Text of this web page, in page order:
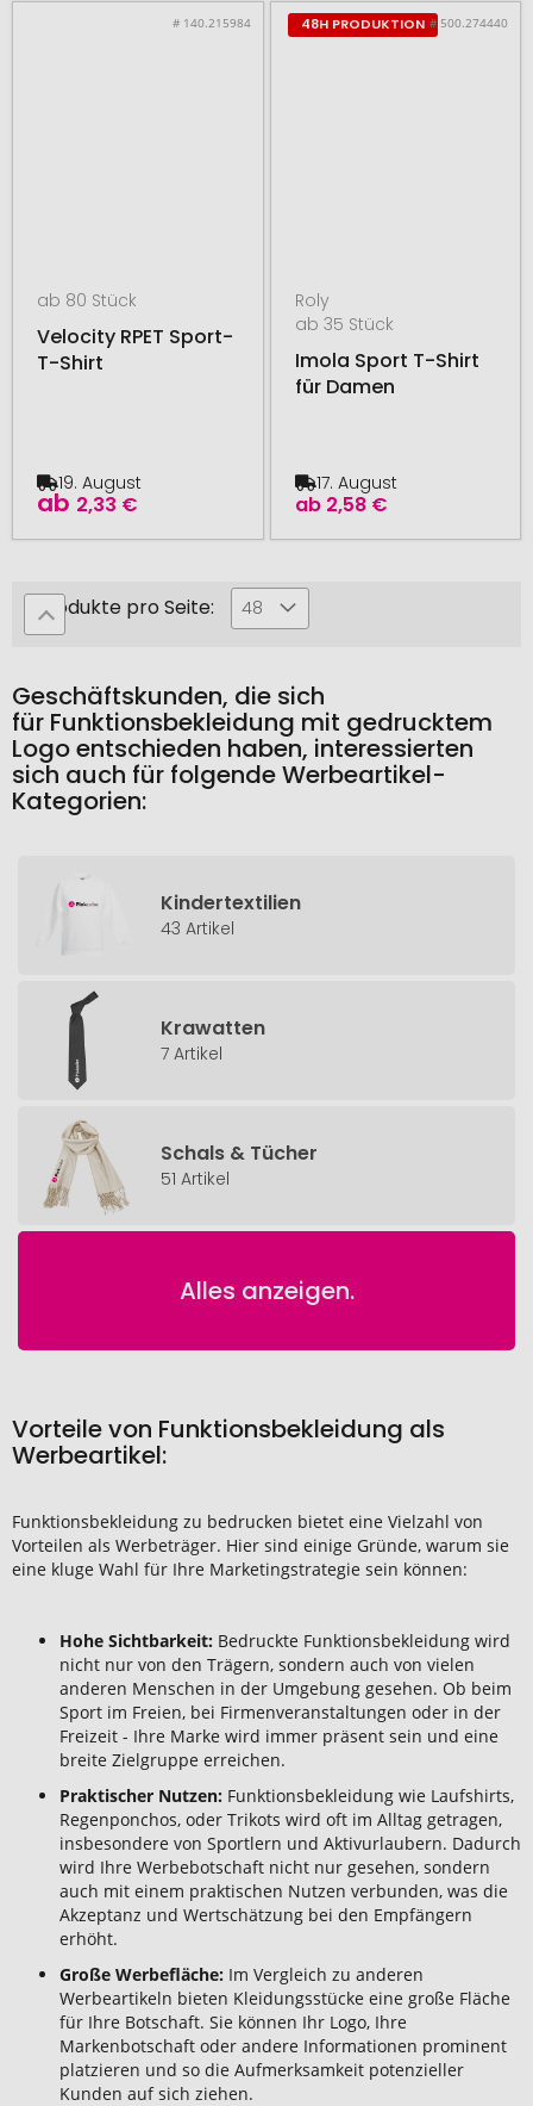
# 140.215984
ab 80 Stück
Velocity RPET Sport-
T-Shirt
ab 2,33 €
19. August
48H PRODUKTION # 500.274440
Roly
ab 35 Stück
Imola Sport T-Shirt
für Damen
ab 2,58 €
17. August
Produkte pro Seite: 48
Geschäftskunden, die sich
für Funktionsbekleidung mit gedrucktem
Logo entschieden haben, interessierten
sich auch für folgende Werbeartikel-
Kategorien:
Kindertextilien
43 Artikel
Krawatten
7 Artikel
Schals & Tücher
51 Artikel
Alles anzeigen.
Vorteile von Funktionsbekleidung als
Werbeartikel:
Funktionsbekleidung zu bedrucken bietet eine Vielzahl von
Vorteilen als Werbeträger. Hier sind einige Gründe, warum sie
eine kluge Wahl für Ihre Marketingstrategie sein können:
Hohe Sichtbarkeit: Bedruckte Funktionsbekleidung wird
nicht nur von den Trägern, sondern auch von vielen
anderen Menschen in der Umgebung gesehen. Ob beim
Sport im Freien, bei Firmenveranstaltungen oder in der
Freizeit - Ihre Marke wird immer präsent sein und eine
breite Zielgruppe erreichen.
Praktischer Nutzen: Funktionsbekleidung wie Laufshirts,
Regenponchos, oder Trikots wird oft im Alltag getragen,
insbesondere von Sportlern und Aktivurlaubern. Dadurch
wird Ihre Werbebotschaft nicht nur gesehen, sondern
auch mit einem praktischen Nutzen verbunden, was die
Akzeptanz und Wertschätzung bei den Empfängern
erhöht.
Große Werbefläche: Im Vergleich zu anderen
Werbeartikeln bieten Kleidungsstücke eine große Fläche
für Ihre Botschaft. Sie können Ihr Logo, Ihre
Markenbotschaft oder andere Informationen prominent
platzieren und so die Aufmerksamkeit potenzieller
Kunden auf sich ziehen.